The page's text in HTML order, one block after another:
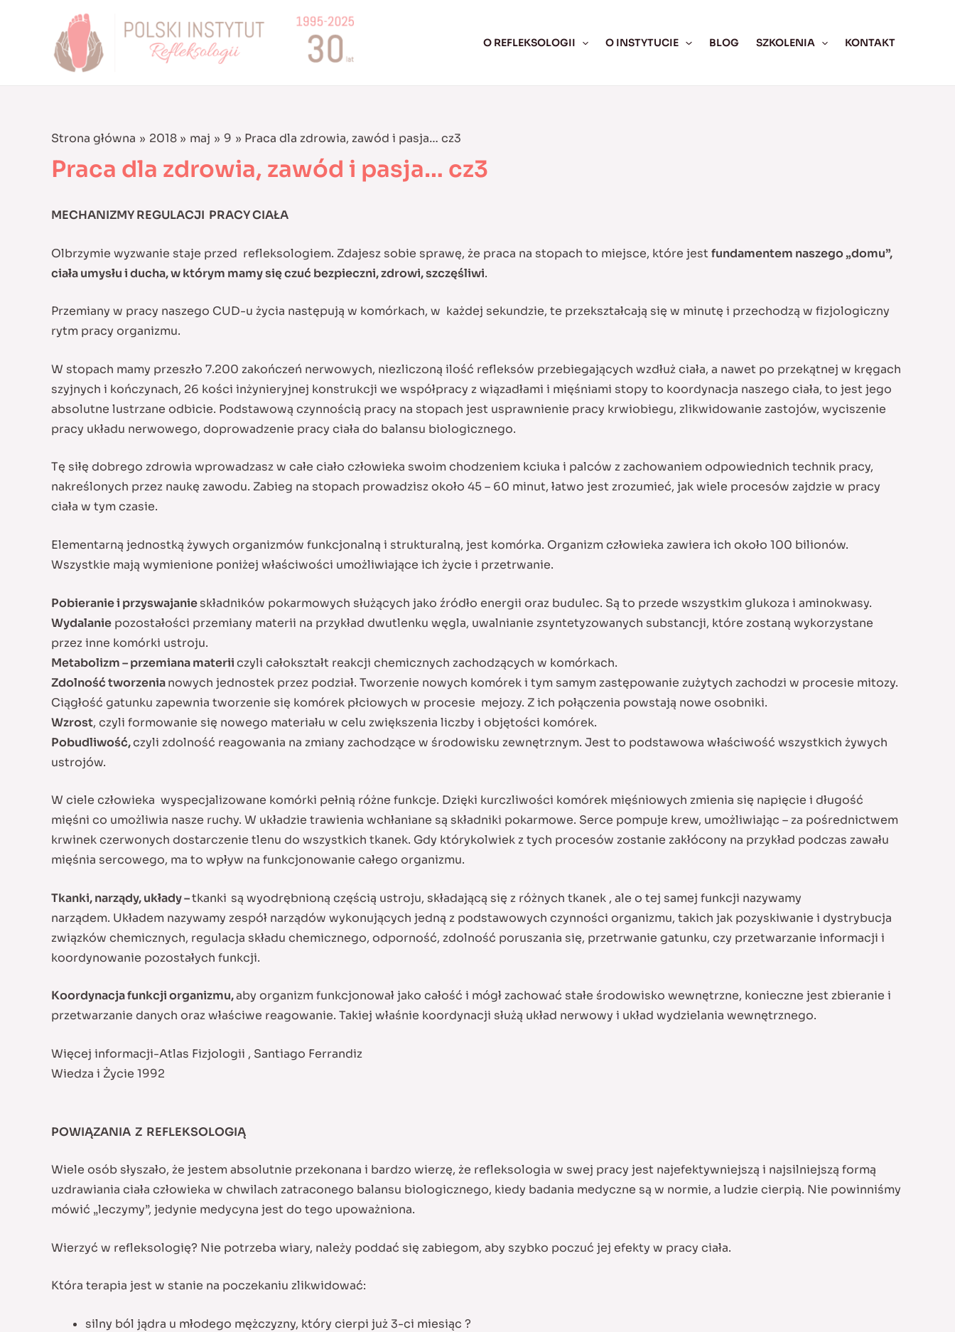
O REFLEKSOLOGII O INSTYTUCIE BLOG SZKOLENIA KONTAKT
Strona główna 2018 maj 9 Praca dla zdrowia, zawód i pasja… cz3
Praca dla zdrowia, zawód i pasja… cz3
MECHANIZMY REGULACJI PRACY CIAŁA
Olbrzymie wyzwanie staje przed refleksologiem. Zdajesz sobie sprawę, że praca na stopach to miejsce, które jest fundamentem naszego „domu”,
ciała umysłu i ducha, w którym mamy się czuć bezpieczni, zdrowi, szczęśliwi.
Przemiany w pracy naszego CUD-u życia następują w komórkach, w każdej sekundzie, te przekształcają się w minutę i przechodzą w fizjologiczny
rytm pracy organizmu.
W stopach mamy przeszło 7.200 zakończeń nerwowych, niezliczoną ilość refleksów przebiegających wzdłuż ciała, a nawet po przekątnej w kręgach
szyjnych i kończynach, 26 kości inżynieryjnej konstrukcji we współpracy z wiązadłami i mięśniami stopy to koordynacja naszego ciała, to jest jego
absolutne lustrzane odbicie. Podstawową czynnością pracy na stopach jest usprawnienie pracy krwiobiegu, zlikwidowanie zastojów, wyciszenie
pracy układu nerwowego, doprowadzenie pracy ciała do balansu biologicznego.
Tę siłę dobrego zdrowia wprowadzasz w całe ciało człowieka swoim chodzeniem kciuka i palców z zachowaniem odpowiednich technik pracy,
nakreślonych przez naukę zawodu. Zabieg na stopach prowadzisz około 45 – 60 minut, łatwo jest zrozumieć, jak wiele procesów zajdzie w pracy
ciała w tym czasie.
Elementarną jednostką żywych organizmów funkcjonalną i strukturalną, jest komórka. Organizm człowieka zawiera ich około 100 bilionów.
Wszystkie mają wymienione poniżej właściwości umożliwiające ich życie i przetrwanie.
Pobieranie i przyswajanieskładników pokarmowych służących jako źródło energii oraz budulec. Są to przede wszystkim glukoza i aminokwasy.
Wydalanie pozostałości przemiany materii na przykład dwutlenku węgla, uwalnianie zsyntetyzowanych substancji, które zostaną wykorzystane
przez inne komórki ustroju.
Metabolizm – przemiana materiiczyli całokształt reakcji chemicznych zachodzących w komórkach.
Zdolność tworzenianowych jednostek przez podział. Tworzenie nowych komórek i tym samym zastępowanie zużytych zachodzi w procesie mitozy.
Ciągłość gatunku zapewnia tworzenie się komórek płciowych w procesie mejozy. Z ich połączenia powstają nowe osobniki.
Wzrost, czyli formowanie się nowego materiału w celu zwiększenia liczby i objętości komórek.
Pobudliwość,czyli zdolność reagowania na zmiany zachodzące w środowisku zewnętrznym. Jest to podstawowa właściwość wszystkich żywych
ustrojów.
W ciele człowieka wyspecjalizowane komórki pełnią różne funkcje. Dzięki kurczliwości komórek mięśniowych zmienia się napięcie i długość
mięśni co umożliwia nasze ruchy. W układzie trawienia wchłaniane są składniki pokarmowe. Serce pompuje krew, umożliwiając – za pośrednictwem
krwinek czerwonych dostarczenie tlenu do wszystkich tkanek. Gdy którykolwiek z tych procesów zostanie zakłócony na przykład podczas zawału
mięśnia sercowego, ma to wpływ na funkcjonowanie całego organizmu.
Tkanki, narządy, układy –tkanki są wyodrębnioną częścią ustroju, składającą się z różnych tkanek , ale o tej samej funkcji nazywamy
narządem. Układem nazywamy zespół narządów wykonujących jedną z podstawowych czynności organizmu, takich jak pozyskiwanie i dystrybucja
związków chemicznych, regulacja składu chemicznego, odporność, zdolność poruszania się, przetrwanie gatunku, czy przetwarzanie informacji i
koordynowanie pozostałych funkcji.
Koordynacja funkcji organizmu,aby organizm funkcjonował jako całość i mógł zachować stałe środowisko wewnętrzne, konieczne jest zbieranie i
przetwarzanie danych oraz właściwe reagowanie. Takiej właśnie koordynacji służą układ nerwowy i układ wydzielania wewnętrznego.
Więcej informacji-Atlas Fizjologii , Santiago Ferrandiz
Wiedza i Życie 1992
POWIĄZANIA Z REFLEKSOLOGIĄ
Wiele osób słyszało, że jestem absolutnie przekonana i bardzo wierzę, że refleksologia w swej pracy jest najefektywniejszą i najsilniejszą formą
uzdrawiania ciała człowieka w chwilach zatraconego balansu biologicznego, kiedy badania medyczne są w normie, a ludzie cierpią. Nie powinniśmy
mówić „leczymy”, jedynie medycyna jest do tego upoważniona.
Wierzyć w refleksologię? Nie potrzeba wiary, należy poddać się zabiegom, aby szybko poczuć jej efekty w pracy ciała.
Która terapia jest w stanie na poczekaniu zlikwidować:
silny ból jądra u młodego mężczyzny, który cierpi już 3-ci miesiąc ?